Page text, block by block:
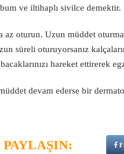
ve iltihaplı sivilce demektir.
az oturun. Uzun müddet
süreli oturuyorsanız
hareket ettirerek
devam ederse bir
PAYLAŞIN: